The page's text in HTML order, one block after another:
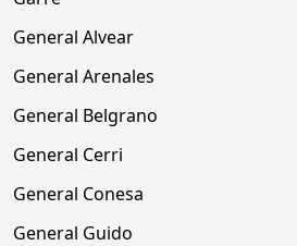
General Alvear
General Arenales
General Belgrano
General Cerri
General Conesa
General Guido